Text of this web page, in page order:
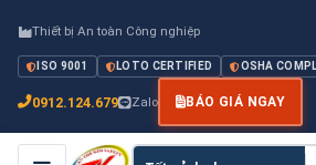
Thiết bị An toàn Công nghiệp
ISO 9001 LOTO CERTIFIED OSHA
0912.124.679 Zalo BÁO GIÁ NGAY